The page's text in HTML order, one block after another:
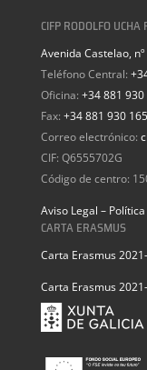
CIFP RODOLFO UCHA
Avenida Castelao,
Teléfono Central:
Oficina: +34 881 930
Fax: +34 881 930 165
Correo electrónico:
CIF: Q6555702G
Código de centro:
Aviso Legal –
CARTA ERASMUS
Carta Erasmus
Carta Erasmus